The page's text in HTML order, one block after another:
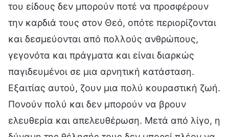
του είδους δεν μπορούν ποτέ να προσφέρουν
την καρδιά τους στον Θεό, οπότε περιορίζονται
και δεσμεύονται από πολλούς ανθρώπους,
γεγονότα και πράγματα και είναι διαρκώς
παγιδευμένοι σε μια αρνητική κατάσταση.
Εξαιτίας αυτού, ζουν μια πολύ κουραστική ζωή.
Πονούν πολύ και δεν μπορούν να βρουν
ελευθερία και απελευθέρωση. Μετά από λίγο, η